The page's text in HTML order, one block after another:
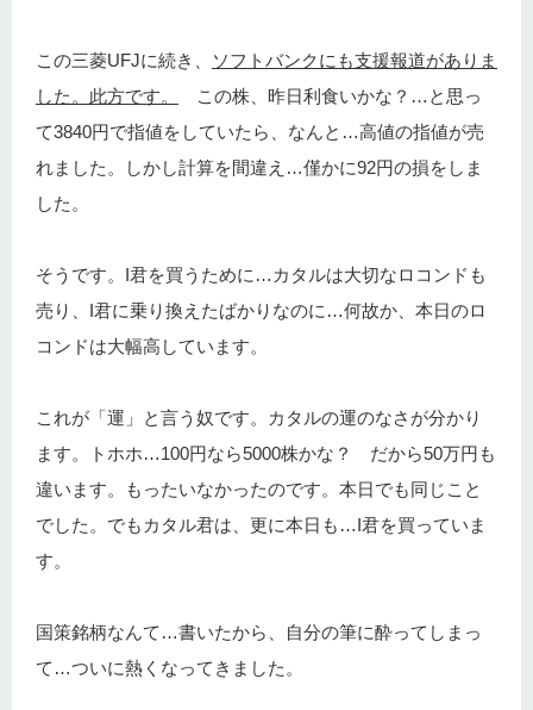
この三菱UFJに続き、
ソフトバンクにも支援報道がありま
した。此方です。
この株、昨日利食いかな？…と思っ
て3840円で指値をしていたら、なんと…高値の指値が売
れました。しかし計算を間違え…僅かに92円の損をしま
した。
そうです。I君を買うために…カタルは大切なロコンドも
売り、I君に乗り換えたばかりなのに…何故か、本日のロ
コンドは大幅高しています。
これが「運」と言う奴です。カタルの運のなさが分かり
ます。トホホ…100円なら5000株かな？ だから50万円も
違います。もったいなかったのです。本日でも同じこと
でした。でもカタル君は、更に本日も…I君を買っていま
す。
国策銘柄なんて…書いたから、自分の筆に酔ってしまっ
て…ついに熱くなってきました。